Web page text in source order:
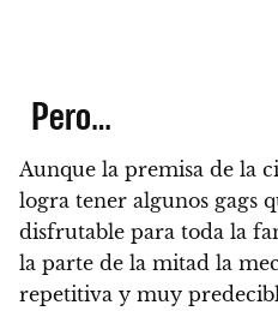
Pero…
Aunque la premisa de la
logra tener algunos gags
disfrutable para toda la
la parte de la mitad la
repetitiva y muy